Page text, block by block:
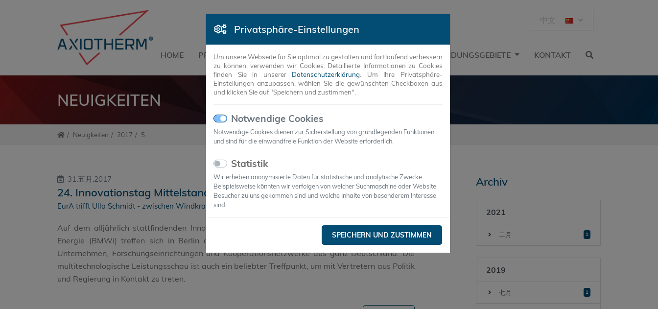
Privatsphäre-Einstellungen
Um unsere Webseite für Sie optimal zu gestalten und fortlaufend verbessern
zu können, verwenden wir Cookies. Detaillierte Informationen zu Cookies
finden Sie in unserer Datenschutzerklärung . Um Ihre Privatsphäre-
Einstellungen anzupassen, wählen Sie die gewünschten Checkboxen aus
und klicken Sie auf "Speichern und zustimmen".
Notwendige Cookies
Notwendige Cookies dienen zur Sicherstellung von grundlegenden Funktionen
und sind für die einwandfreie Funktion der Website erforderlich.
Statistik
Wir erheben anonymisierte Daten für statistische und analytische Zwecke.
Beispielsweise könnten wir verfolgen von welcher Suchmaschine oder Website
Besucher zu uns gekommen sind und welche Inhalte von besonderem Interesse
sind.
SPEICHERN UND ZUSTIMMEN
HOME PRODUKTE REFERENZEN UNTERNEHMEN ANWENDUNGSGEBIETE KONTAKT
中文
NEUIGKEITEN
Neuigkeiten 2017 5
31.五月.2017
24. Innovationstag Mittelstand BMWi
EurA trifft Ulla Schmidt - zwischen Windkraft-Robotern und Sonnenbatterien
Auf dem alljährlich stattfindenden Innovationstag des Bundesministeriums für Wirtschaft und
Energie (BMWi) treffen sich in Berlin diesmalig mehr als 300 innovative kleine und mittlere
Unternehmen, Forschungseinrichtungen und Kooperationsnetzwerke aus ganz Deutschland. Die
multitechnologische Leistungsschau ist auch ein beliebter Treffpunkt, um mit Vertretern aus Politik
und Regierung in Kontakt zu treten.
Archiv
2021
二月 1
2019
七月 1